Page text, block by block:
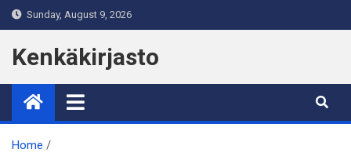
Skip
to
content
Sunday, August 9, 2026
Kenkäkirjasto
Home